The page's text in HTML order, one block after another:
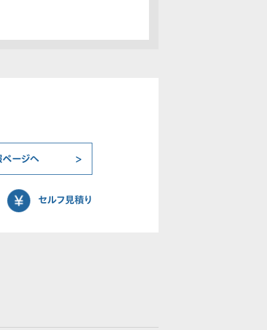
ページへ
セルフ見積り